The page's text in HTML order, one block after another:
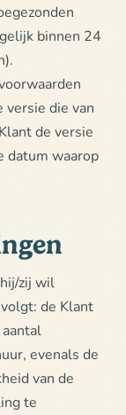
binnen 24
versie die van
de versie
datum waarop
zij wil
de Klant
evenals de
van de
te